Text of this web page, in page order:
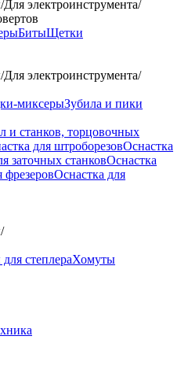
/Для электроинструмента/
БитыЩетки
/Для электроинструмента/
миксерыЗубила и пики
и станков, торцовочных
для штроборезовОснастка
заточных станковОснастка
фрезеровОснастка для
/
степлераХомуты